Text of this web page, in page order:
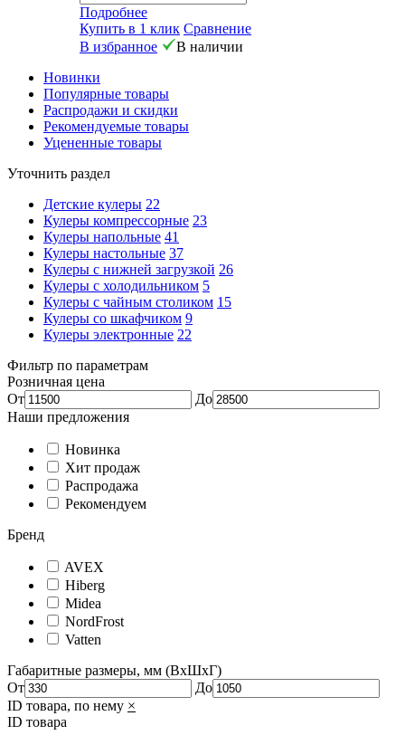
Подробнее
Купить в 1 клик Сравнение
В избранное
В наличии
Новинки
Популярные товары
Распродажи и скидки
Рекомендуемые товары
Уцененные товары
Уточнить раздел
Детские кулеры 22
Кулеры компрессорные 23
Кулеры напольные 41
Кулеры настольные 37
Кулеры с нижней загрузкой 26
Кулеры с холодильником 5
Кулеры с чайным столиком 15
Кулеры со шкафчиком 9
Кулеры электронные 22
Фильтр по параметрам
Розничная цена
От
До
Наши предложения
Новинка
Хит продаж
Распродажа
Рекомендуем
Бренд
AVEX
Hiberg
Midea
NordFrost
Vatten
Габаритные размеры, мм (ВxШxГ)
От
До
ID товара, по нему ×
ID товара